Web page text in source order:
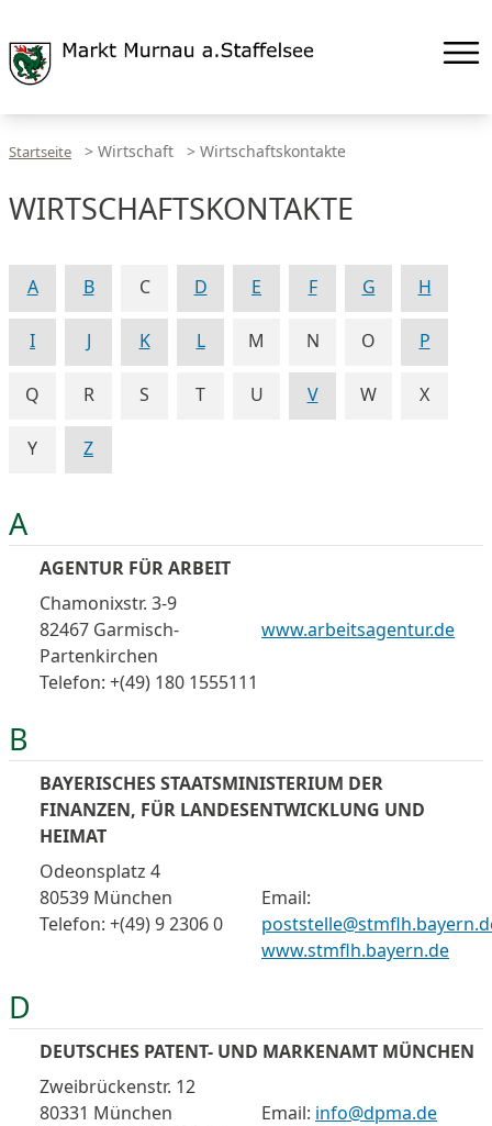
Startseite > Wirtschaft > Wirtschaftskontakte
WIRTSCHAFTSKONTAKTE
A B C D E F G H
I J K L M N O P
Q R S T U V W X
Y Z
A
AGENTUR FÜR ARBEIT
Chamonixstr. 3-9
82467 Garmisch-
Partenkirchen
Telefon: +(49) 180 1555111
www.arbeitsagentur.de
B
BAYERISCHES STAATSMINISTERIUM DER
FINANZEN, FÜR LANDESENTWICKLUNG UND
HEIMAT
Odeonsplatz 4
80539 München
Telefon: +(49) 9 2306 0
Email:
www.stmflh.bayern.de
D
DEUTSCHES PATENT- UND MARKENAMT MÜNCHEN
Zweibrückenstr. 12
80331 München
Email: info@dpma.de